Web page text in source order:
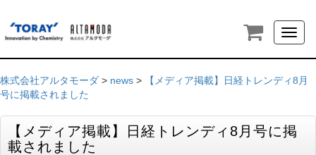
株式会社アルタモーダ > news >
【メディア掲載】日経トレンディ8月
号に掲載されました
【メディア掲載】日経トレンディ8月号に掲
載されました